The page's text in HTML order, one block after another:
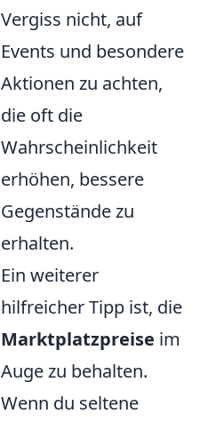
Vergiss nicht, auf
Events und besondere
Aktionen zu achten,
die oft die
Wahrscheinlichkeit
erhöhen, bessere
Gegenstände zu
erhalten.
Ein weiterer
hilfreicher Tipp ist, die
Marktplatzpreise im
Auge zu behalten.
Wenn du seltene